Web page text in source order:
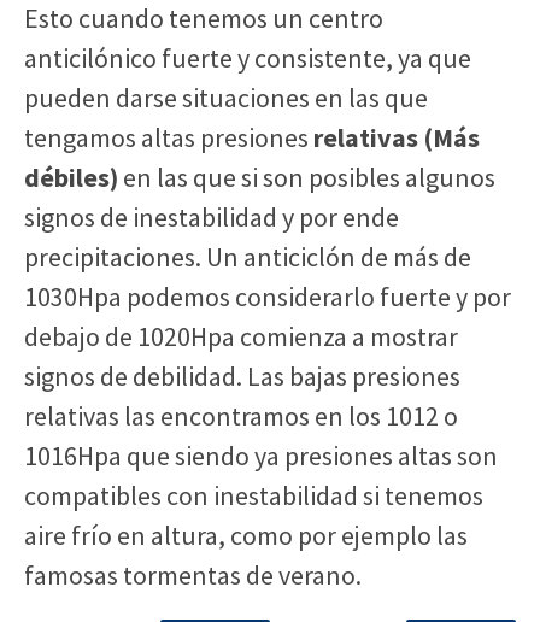
Esto cuando tenemos un centro
anticilónico fuerte y consistente, ya que
pueden darse situaciones en las que
tengamos altas presiones relativas (Más
débiles) en las que si son posibles algunos
signos de inestabilidad y por ende
precipitaciones. Un anticiclón de más de
1030Hpa podemos considerarlo fuerte y por
debajo de 1020Hpa comienza a mostrar
signos de debilidad. Las bajas presiones
relativas las encontramos en los 1012 o
1016Hpa que siendo ya presiones altas son
compatibles con inestabilidad si tenemos
aire frío en altura, como por ejemplo las
famosas tormentas de verano.